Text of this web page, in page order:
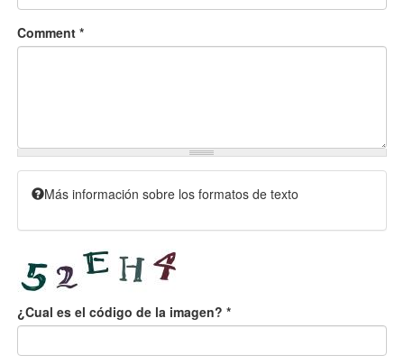
Comment *
Más información sobre los formatos de texto
¿Cual es el código de la imagen? *